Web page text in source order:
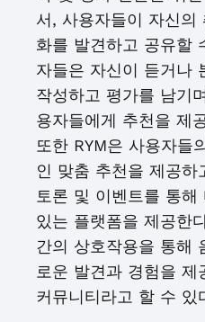
서, 사용자들이 자신의
화를 발견하고 공유할
자들은 자신이 듣거나
작성하고 평가를 남기
용자들에게 추천을 제
또한 RYM은 사용자들
인 맞춤 추천을 제공하
토론 및 이벤트를 통
있는 플랫폼을 제공한
간의 상호작용을 통해
로운 발견과 경험을 제
커뮤니티라고 할 수 있